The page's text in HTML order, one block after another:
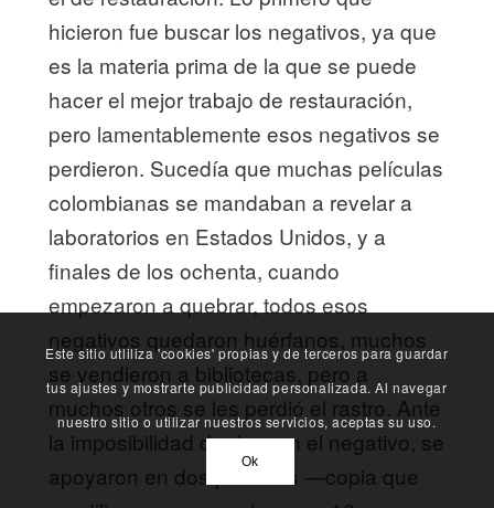
hicieron fue buscar los negativos, ya que
es la materia prima de la que se puede
hacer el mejor trabajo de restauración,
pero lamentablemente esos negativos se
perdieron. Sucedía que muchas películas
colombianas se mandaban a revelar a
laboratorios en Estados Unidos, y a
finales de los ochenta, cuando
empezaron a quebrar, todos esos
negativos quedaron huérfanos, muchos
se vendieron a bibliotecas, pero a
muchos otros se les perdió el rastro. Ante
la imposibilidad de dar con el negativo, se
apoyaron en dos positivos —copia que
Este sitio utliliza 'cookies' propias y de terceros para guardar
tus ajustes y mostrarte publicidad personalizada. Al navegar
nuestro sitio o utilizar nuestros servicios, aceptas su uso.
Ok